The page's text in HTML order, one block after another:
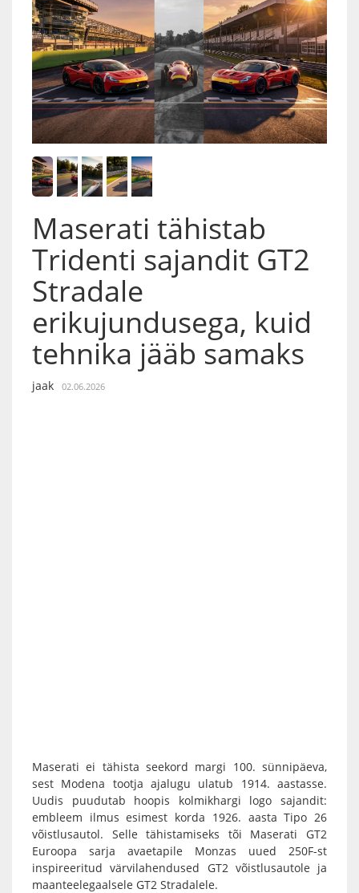
Maserati tähistab
Tridenti sajandit GT2
Stradale
erikujundusega, kuid
tehnika jääb samaks
jaak 02.06.2026
Maserati ei tähista seekord margi 100. sünnipäeva,
sest Modena tootja ajalugu ulatub 1914. aastasse.
Uudis puudutab hoopis kolmikhargi logo sajandit:
embleem ilmus esimest korda 1926. aasta Tipo 26
võistlusautol. Selle tähistamiseks tõi Maserati GT2
Euroopa sarja avaetapile Monzas uued 250F-st
inspireeritud värvilahendused GT2 võistlusautole ja
maanteelegaalsele GT2 Stradalele.